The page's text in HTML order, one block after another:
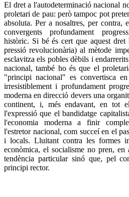
El dret a l'autodeterminació nacional
proletari de pau: però tampoc pot
absoluta. Per a nosaltres, per contra,
convergents profundament
històric. Si bé és cert que aquest dret
pressió revolucionària) al mètode
esclavitza els pobles dèbils i
nacional, també ho és que el
"principi nacional" es convertisca
irresistiblement i profundament
moderna en direcció devers una
continent, i, més endavant, en tot
l'expressió que el bandidatge
l'economia moderna a finir
l'estretor nacional, com succeí en el
i locals. Lluitant contra les formes
econòmica, el socialisme no pren, en
tendència particular sinó que, pel
principi rector.